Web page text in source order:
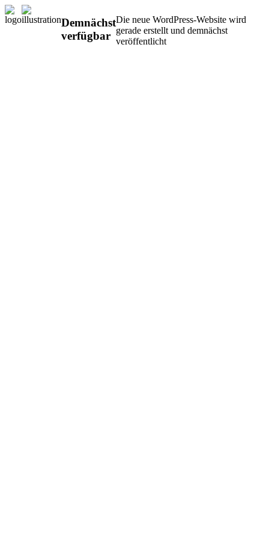
Demnächst
verfügbar
Die neue WordPress-Website wird
gerade erstellt und demnächst
veröffentlicht